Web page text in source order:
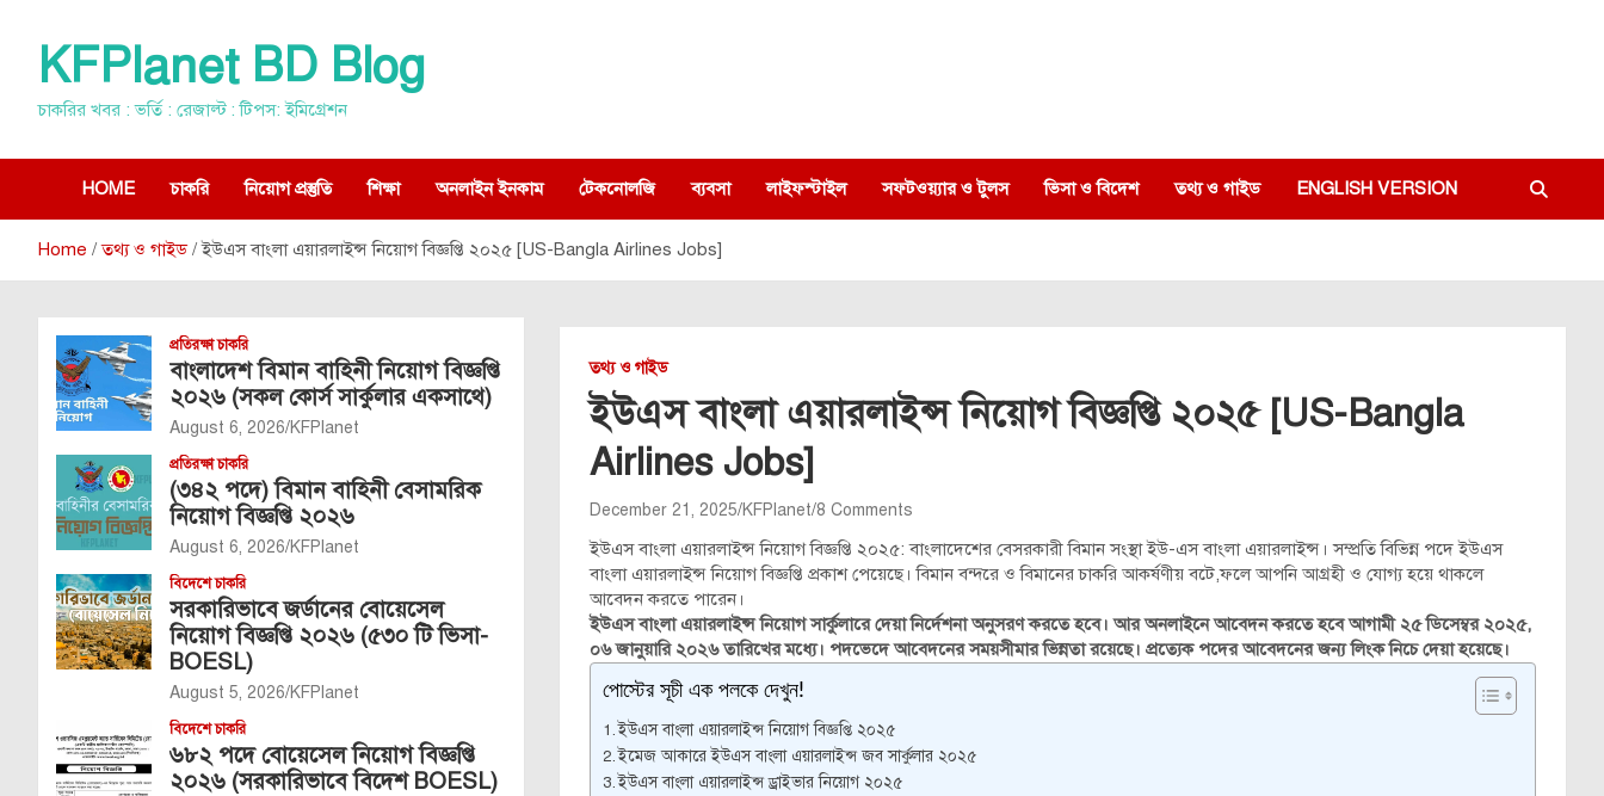
contentKFPlanet BD Blog
চাকরির খবর : ভর্তি : রেজাল্ট : টিপস: ইমিগ্রেশন
HOME চাকরি নিয়োগ প্রস্তুতি শিক্ষা অনলাইন ইনকাম টেকনোলজি ব্যবসা লাইফস্টাইল সফটওয়্যার ও টুলস ভিসা ও বিদেশ তথ্য ও গাইড ENGLISH VERSION
Home তথ্য ও গাইড ইউএস বাংলা এয়ারলাইন্স নিয়োগ বিজ্ঞপ্তি ২০২৫ [US-Bangla Airlines Jobs]
তথ্য ও গাইড
ইউএস বাংলা এয়ারলাইন্স নিয়োগ বিজ্ঞপ্তি ২০২৫ [US-Bangla
Airlines Jobs]
December 21, 2025 KFPlanet 8 Comments
ইউএস বাংলা এয়ারলাইন্স নিয়োগ বিজ্ঞপ্তি ২০২৫: বাংলাদেশের বেসরকারী বিমান সংস্থা ইউ-এস বাংলা এয়ারলাইন্স। সম্প্রতি বিভিন্ন পদে ইউএস
বাংলা এয়ারলাইন্স নিয়োগ বিজ্ঞপ্তি প্রকাশ পেয়েছে। বিমান বন্দরে ও বিমানের চাকরি আকর্ষণীয় বটে,ফলে আপনি আগ্রহী ও যোগ্য হয়ে থাকলে
আবেদন করতে পারেন।
ইউএস বাংলা এয়ারলাইন্স নিয়োগ সার্কুলারে দেয়া নির্দেশনা অনুসরণ করতে হবে। আর অনলাইনে আবেদন করতে হবে আগামী ২৫ ডিসেম্বর ২০২৫,
০৬ জানুয়ারি ২০২৬ তারিখের মধ্যে। পদভেদে আবেদনের সময়সীমার ভিন্নতা রয়েছে। প্রত্যেক পদের আবেদনের জন্য লিংক নিচে দেয়া হয়েছে।
পোস্টের সূচী এক পলকে দেখুন!
ইউএস বাংলা এয়ারলাইন্স নিয়োগ বিজ্ঞপ্তি ২০২৫
ইমেজ আকারে ইউএস বাংলা এয়ারলাইন্স জব সার্কুলার ২০২৫
ইউএস বাংলা এয়ারলাইন্স ড্রাইভার নিয়োগ ২০২৫
প্রতিরক্ষা চাকরি
বাংলাদেশ বিমান বাহিনী নিয়োগ বিজ্ঞপ্তি
২০২৬ (সকল কোর্স সার্কুলার একসাথে)
August 6, 2026 KFPlanet
প্রতিরক্ষা চাকরি
(৩৪২ পদে) বিমান বাহিনী বেসামরিক
নিয়োগ বিজ্ঞপ্তি ২০২৬
August 6, 2026 KFPlanet
বিদেশে চাকরি
সরকারিভাবে জর্ডানের বোয়েসেল
নিয়োগ বিজ্ঞপ্তি ২০২৬ (৫৩০ টি ভিসা-
BOESL)
August 5, 2026 KFPlanet
বিদেশে চাকরি
৬৮২ পদে বোয়েসেল নিয়োগ বিজ্ঞপ্তি
২০২৬ (সরকারিভাবে বিদেশ BOESL)